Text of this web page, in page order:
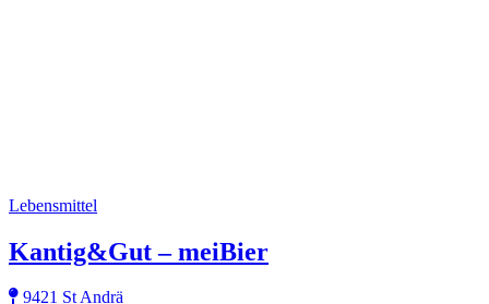
Lebensmittel
Kantig&Gut – meiBier
9421 St Andrä